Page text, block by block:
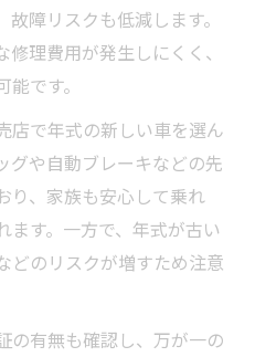
障リスクも低減します。
理費用が発生しにくく、
です。
店で年式の新しい車を選ん
グや自動ブレーキなどの先
り、家族も安心して乗れ
ます。一方で、年式が古い
どのリスクが増すため注意
の有無も確認し、万が一の